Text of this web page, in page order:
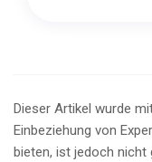
Dieser Artikel wurde
Einbeziehung von
bieten, ist jedoch nicht